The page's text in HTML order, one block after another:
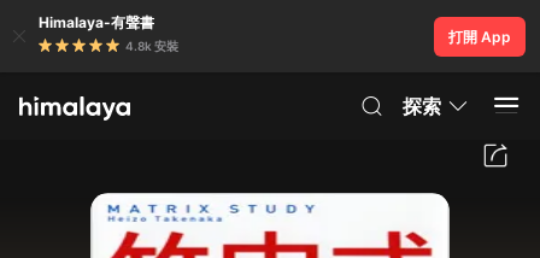
Himalaya-有聲書
4.8k 安裝
打開 App
探索